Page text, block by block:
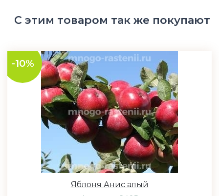
С этим товаром так же покупают
-10%
Яблоня Анис алый